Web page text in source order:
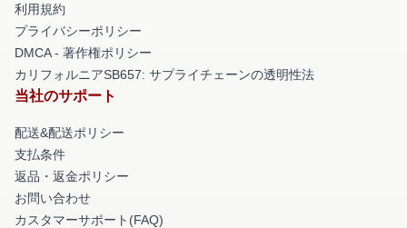
利用規約
プライバシーポリシー
DMCA - 著作権ポリシー
カリフォルニアSB657: サプライチェーンの透明性法
当社のサポート
配送&配送ポリシー
支払条件
返品・返金ポリシー
お問い合わせ
カスタマーサポート(FAQ)